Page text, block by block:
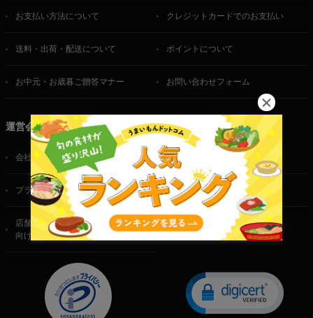
お支払い方法について クレジットカードでのお支払い
送料・出荷・配送について ポイントについて
お中元・お歳暮ご贈答マナー お問い合わせフォーム
運営会社
会社概要 ご利用規約
プライバシーポリシー 特定商取引法に基づく表記
店舗・法人・生産者様
向けのお問い合わせ